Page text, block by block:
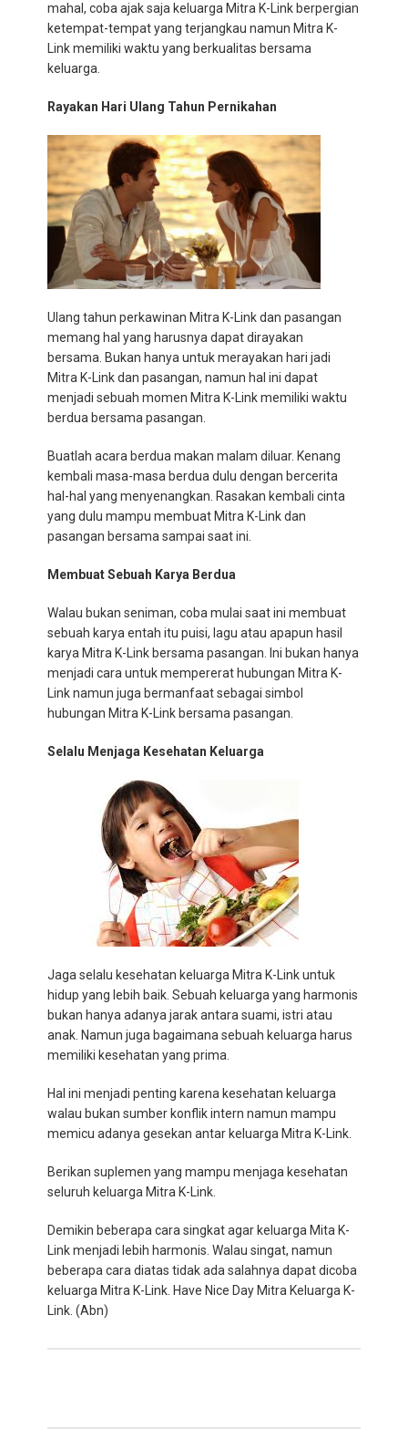
mahal, coba ajak saja keluarga Mitra K-Link berpergian
ketempat-tempat yang terjangkau namun Mitra K-
Link memiliki waktu yang berkualitas bersama
keluarga.
Rayakan Hari Ulang Tahun Pernikahan
Ulang tahun perkawinan Mitra K-Link dan pasangan
memang hal yang harusnya dapat dirayakan
bersama. Bukan hanya untuk merayakan hari jadi
Mitra K-Link dan pasangan, namun hal ini dapat
menjadi sebuah momen Mitra K-Link memiliki waktu
berdua bersama pasangan.
Buatlah acara berdua makan malam diluar. Kenang
kembali masa-masa berdua dulu dengan bercerita
hal-hal yang menyenangkan. Rasakan kembali cinta
yang dulu mampu membuat Mitra K-Link dan
pasangan bersama sampai saat ini.
Membuat Sebuah Karya Berdua
Walau bukan seniman, coba mulai saat ini membuat
sebuah karya entah itu puisi, lagu atau apapun hasil
karya Mitra K-Link bersama pasangan. Ini bukan hanya
menjadi cara untuk mempererat hubungan Mitra K-
Link namun juga bermanfaat sebagai simbol
hubungan Mitra K-Link bersama pasangan.
Selalu Menjaga Kesehatan Keluarga
Jaga selalu kesehatan keluarga Mitra K-Link untuk
hidup yang lebih baik. Sebuah keluarga yang harmonis
bukan hanya adanya jarak antara suami, istri atau
anak. Namun juga bagaimana sebuah keluarga harus
memiliki kesehatan yang prima.
Hal ini menjadi penting karena kesehatan keluarga
walau bukan sumber konflik intern namun mampu
memicu adanya gesekan antar keluarga Mitra K-Link.
Berikan suplemen yang mampu menjaga kesehatan
seluruh keluarga Mitra K-Link.
Demikin beberapa cara singkat agar keluarga Mita K-
Link menjadi lebih harmonis. Walau singat, namun
beberapa cara diatas tidak ada salahnya dapat dicoba
keluarga Mitra K-Link. Have Nice Day Mitra Keluarga K-
Link. (Abn)